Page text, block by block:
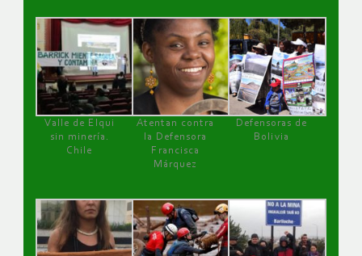
Valle de Elqui
sin minería.
Chile
Atentan contra
la Defensora
Francisca
Márquez
Defensoras de
Bolivia